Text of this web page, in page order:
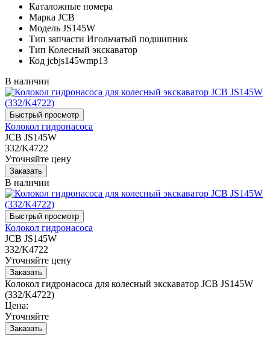
Каталожные номера
Марка JCB
Модель JS145W
Тип запчасти Игольчатый подшипник
Тип Колесный экскаватор
Код jcbjs145wmp13
В наличии
Колокол гидронасоса
JCB JS145W
332/K4722
Уточняйте цену
В наличии
Колокол гидронасоса
JCB JS145W
332/K4722
Уточняйте цену
Колокол гидронасоса для колесный экскаватор JCB JS145W
(332/K4722)
Цена:
Уточняйте